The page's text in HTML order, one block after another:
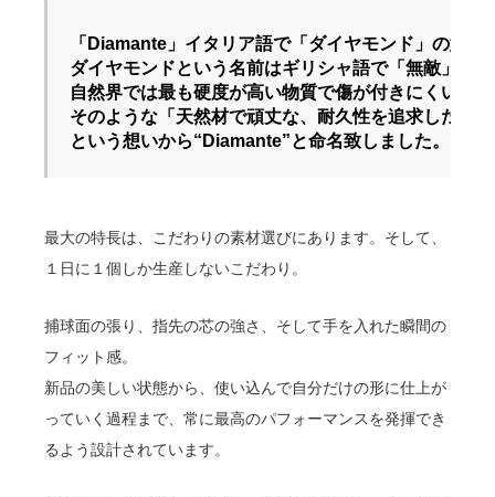
「Diamante」イタリア語で「ダイヤモンド」の意味
ダイヤモンドという名前はギリシャ語で「無敵」を
自然界では最も硬度が高い物質で傷が付きにくいと
そのような「天然材で頑丈な、耐久性を追求したグ
という想いから“Diamante”と命名致しました。
最大の特長は、こだわりの素材選びにあります。そして、
１日に１個しか生産しないこだわり。
捕球面の張り、指先の芯の強さ、そして手を入れた瞬間の
フィット感。
新品の美しい状態から、使い込んで自分だけの形に仕上が
っていく過程まで、常に最高のパフォーマンスを発揮でき
るよう設計されています。